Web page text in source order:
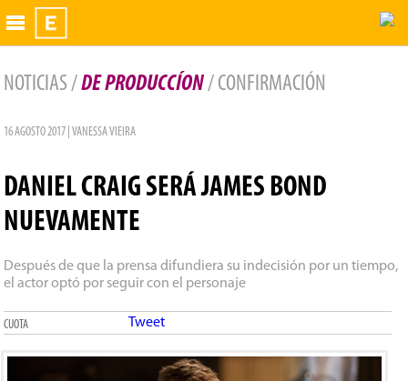
Exhibidor
NOTICIAS /DE PRODUCCÍON/ CONFIRMACIÓN
16 AGOSTO 2017 | VANESSA VIEIRA
DANIEL CRAIG SERÁ JAMES BOND
NUEVAMENTE
Después de que la prensa difundiera su indecisión por un tiempo,
el actor optó por seguir con el personaje
CUOTA Tweet